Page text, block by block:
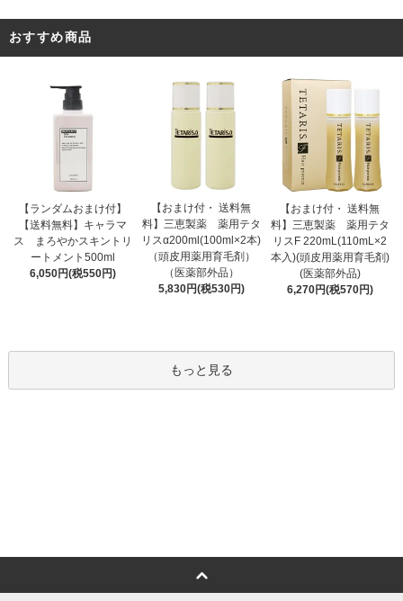
おすすめ商品
【ランダムおまけ付】
【送料無料】キャラマ
ス まろやかスキントリ
ートメント500ml
6,050円(税550円)
【おまけ付・ 送料無
料】三恵製薬 薬用テタ
リスα200ml(100ml×2本)
（頭皮用薬用育毛剤）
（医薬部外品）
5,830円(税530円)
【おまけ付・ 送料無
料】三恵製薬 薬用テタ
リスF 220mL(110mL×2
本入)(頭皮用薬用育毛剤)
(医薬部外品)
6,270円(税570円)
もっと見る